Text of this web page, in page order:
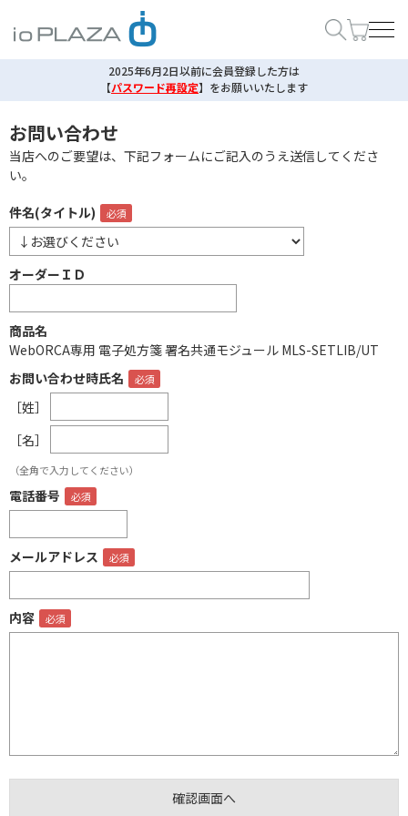
2025年6月2日以前に会員登録した方は
【パスワード再設定】 をお願いいたします
お問い合わせ
当店へのご要望は、下記フォームにご記入のうえ送信してくださ
い。
件名(タイトル)
オーダーＩＤ
商品名
WebORCA専用 電子処方箋 署名共通モジュール MLS-SETLIB/UT
お問い合わせ時氏名
［姓］
［名］
（全角で入力してください）
電話番号
メールアドレス
内容